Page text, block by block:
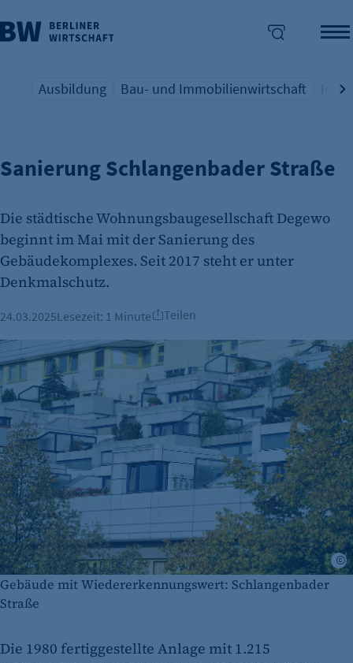
überspringen
Übersicht Schlagwort
Ausbildung
Übersicht Schlagwort
Bau- und Immobilienwirtschaft
DEGEWO
Sanierung Schlangenbader Straße
Die städtische Wohnungsbaugesellschaft Degewo
beginnt im Mai mit der Sanierung des
Gebäudekomplexes. Seit 2017 steht er unter
Denkmalschutz.
24.03.2025Lesezeit: 1 Minute Teilen
Gebäude mit Wiedererkennungswert: Schlangenbader
Straße
Die 1980 fertiggestellte Anlage mit 1.215